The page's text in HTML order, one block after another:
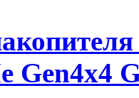
Gen4х4